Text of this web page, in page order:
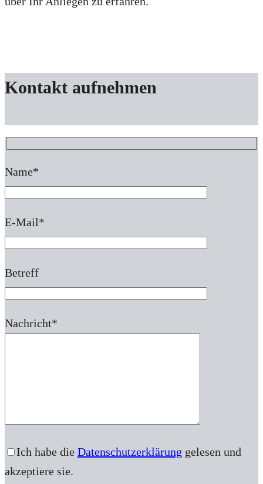
Kontakt aufnehmen
Name*
E-Mail*
Betreff
Nachricht*
Bitte lasse dieses Feld leer.
Ich habe die Datenschutzerklärung gelesen und
akzeptiere sie.